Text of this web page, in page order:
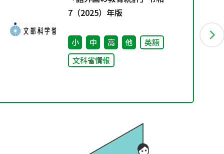
7（2025）年版
小 中 高 他
英語
文科省情報